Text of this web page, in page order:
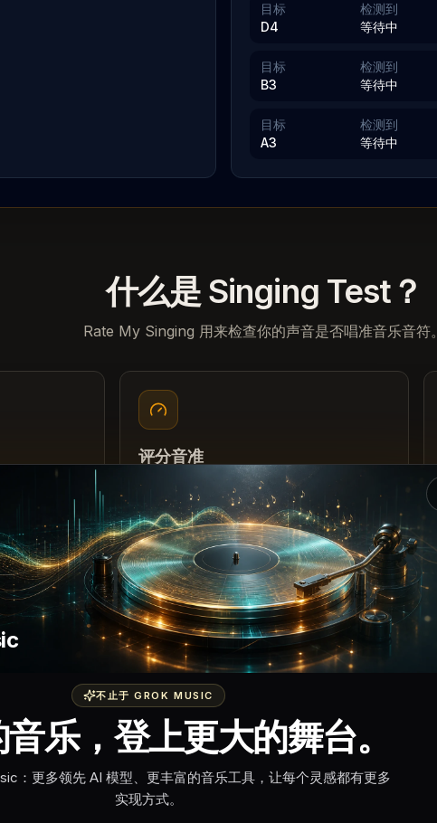
目标
D4
检测到
等待中
目标
B3
检测到
等待中
目标
A3
检测到
等待中
什么是 Singing Test？
Rate My Singing 用来检查你的声音是否唱准音乐音符。
评分音准
每个音都会与你检测到的人声音高对比，并
转换为 0-100 分。
唱歌测试如何工作
听参考音、跟唱，然后查看音准分析。
听每个音
不止于 GROK MUSIC
乐，登上更大的舞台。
：更多领先 AI 模型、更丰富的音乐工具，让每个灵感都有更多
实现方式。